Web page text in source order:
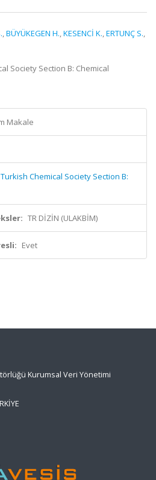
,BÜYÜKEGEN H.,KESENCİ K.,ERTUNÇ S.,
Society Section B: Chemical
Makale
Chemical Society Section B:
TR DİZİN (ULAKBİM)
Evet
Kurumsal Veri Yönetimi